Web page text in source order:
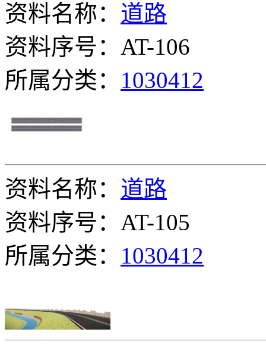
资料名称： 道路
资料序号：AT-106
所属分类： 1030412
资料名称： 道路
资料序号：AT-105
所属分类： 1030412